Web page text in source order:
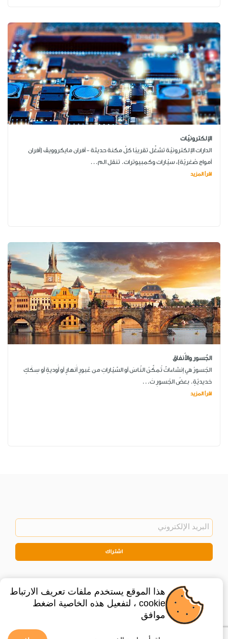
الإلكترونيّات
الدارات الإلكترونيّة تشغِّل تقريبًا كلّ مكنة حديثة - أفران مايكروويڤ (أفران
أمواج صُغريّة)، سيّارات وكمبيوترات. تنقل الم...
اقرأ المزيد
الجُسور والأَنفاق
الجُسورُ هي إنشاءاتٌ تُمكِّنُ النّاسَ أو السَّيّاراتِ من عُبورِ أَنهارٍ أو أَوديةٍ أو سِكَكٍ
حَديديّةٍ. بعضُ الجُسورِ تَ...
اقرأ المزيد
اشتراك
هذا الموقع يستخدم ملفات تعريف الارتباط
cookie ، لتفعيل هذه الخاصية اضغط
موافق